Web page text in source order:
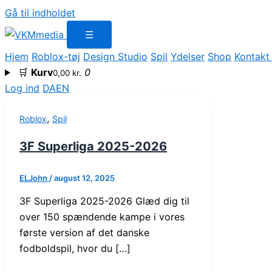
Gå til indholdet
☰
Hjem Roblox-tøj Design Studio Spil Ydelser Shop Kontakt
🛒 Kurv0,00 kr. 0
Log ind DAEN
Roblox, Spil
3F Superliga 2025-2026
ELJohn /august 12, 2025
3F Superliga 2025-2026 Glæd dig til
over 150 spændende kampe i vores
første version af det danske
fodboldspil, hvor du […]